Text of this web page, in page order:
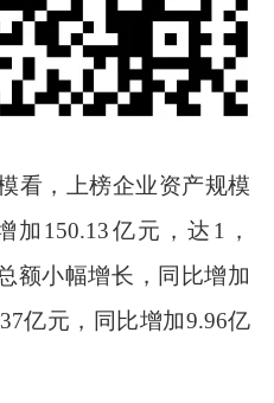
看，上榜企业资产规模
加 150.13亿元，达 1，
额小幅增长，同比增加
亿元，同比增加9.96亿